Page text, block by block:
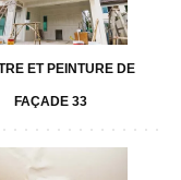
ET PEINTURE DE
FAÇADE 33